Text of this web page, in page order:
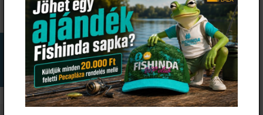
terméknek
több
variációja
van.
A
változatok
a
termékoldalon
választhatók
terméknek
több
variációja
van.
A
változatok
a
termékoldalon
választhatók